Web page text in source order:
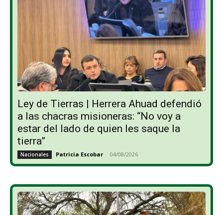
Ley de Tierras | Herrera Ahuad defendió
a las chacras misioneras: “No voy a
estar del lado de quien les saque la
tierra”
Nacionales Patricia Escobar - 04/08/2026